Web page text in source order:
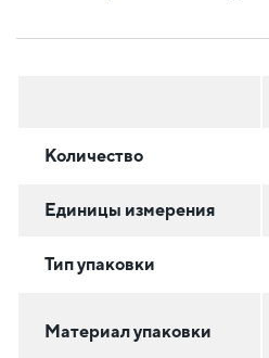
Количество
Единицы измерения
Тип упаковки
Материал упаковки